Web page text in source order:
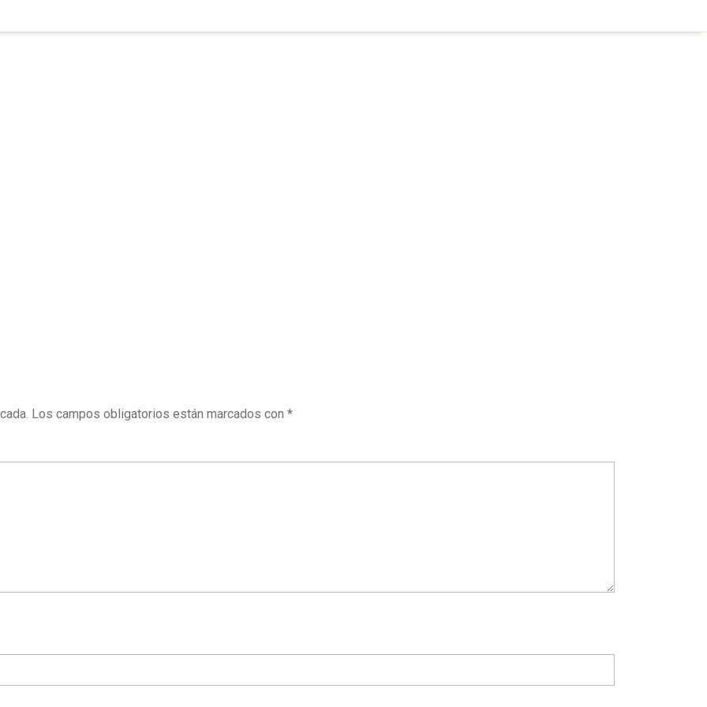
Los campos obligatorios están marcados con *